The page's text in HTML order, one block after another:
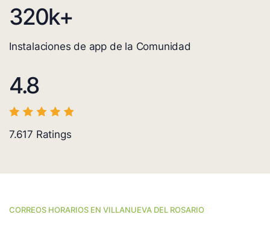
320k+
Instalaciones de app de la Comunidad
4.8
7.617 Ratings
CORREOS HORARIOS EN VILLANUEVA DEL ROSARIO